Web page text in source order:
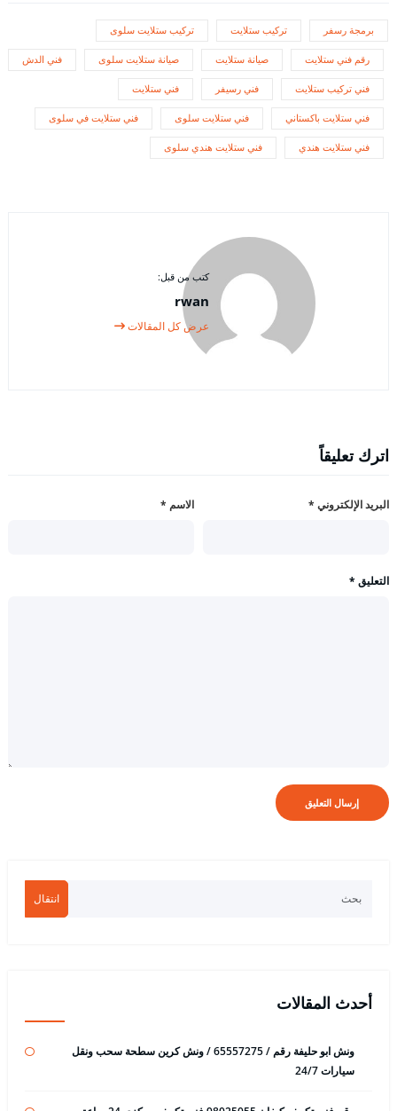
برمجة رسفر تركيب ستلايت تركيب ستلايت سلوى
رقم فني ستلايت صيانة ستلايت صيانة ستلايت سلوى فني الدش
فني تركيب ستلايت فني رسيفر فني ستلايت
فني ستلايت باكستاني فني ستلايت سلوى فني ستلايت في سلوى
فني ستلايت هندي فني ستلايت هندي سلوى
كتب من قبل:
rwan
عرض كل المقالات
اترك تعليقاً
الاسم * البريد الإلكتروني *
التعليق *
انتقال
أحدث المقالات
ونش ابو حليفة رقم / 65557275 / ونش كرين سطحة سحب ونقل
سيارات 24/7